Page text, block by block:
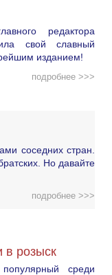
редактора
свой славный
изданием!
подробнее >>>
соседних стран.
Но давайте
подробнее >>>
в розыск
среди